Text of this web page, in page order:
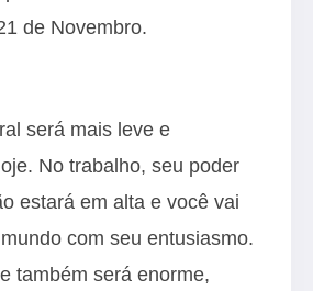
de Novembro.
será mais leve e
No trabalho, seu poder
estará em alta e você vai
com seu entusiasmo.
também será enorme,